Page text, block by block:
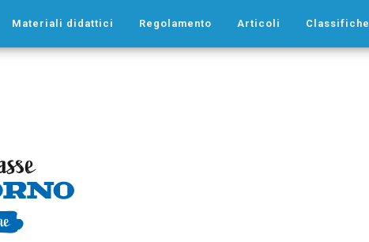
Materiali didattici Regolamento Articoli Classifiche